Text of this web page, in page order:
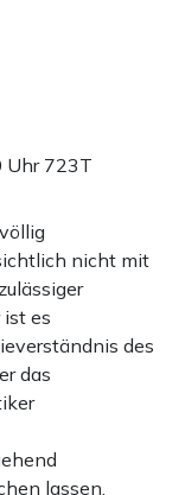
Uhr 723T
nicht mit
ist es
des
das
lassen.